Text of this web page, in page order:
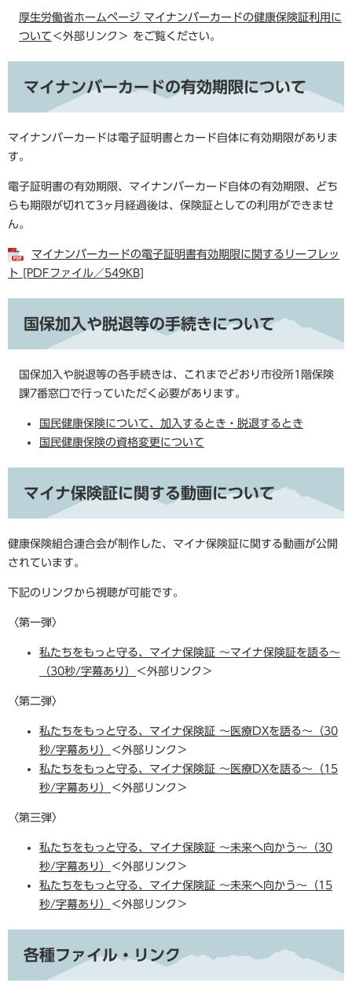
厚生労働省ホームページ マイナンバーカードの健康保険証利用に
ついて ＜外部リンク＞ をご覧ください。
マイナンバーカードの有効期限について
マイナンバーカードは電子証明書とカード自体に有効期限がありま
す。
電子証明書の有効期限、マイナンバーカード自体の有効期限、どち
らも期限が切れて3ヶ月経過後は、保険証としての利用ができませ
ん。
マイナンバーカードの電子証明書有効期限に関するリーフレッ
ト [PDFファイル／549KB]
国保加入や脱退等の手続きについて
国保加入や脱退等の各手続きは、これまでどおり市役所1階保険
課7番窓口で行っていただく必要があります。
国民健康保険について、加入するとき・脱退するとき
国民健康保険の資格変更について
マイナ保険証に関する動画について
健康保険組合連合会が制作した、マイナ保険証に関する動画が公開
されています。
下記のリンクから視聴が可能です。
〈第一弾〉
私たちをもっと守る、マイナ保険証 ～マイナ保険証を語る～
（30秒/字幕あり）
＜外部リンク＞
〈第二弾〉
私たちをもっと守る、マイナ保険証 ～医療DXを語る～（30
秒/字幕あり）
＜外部リンク＞
私たちをもっと守る、マイナ保険証 ～医療DXを語る～（15
秒/字幕あり）
＜外部リンク＞
〈第三弾〉
私たちをもっと守る、マイナ保険証 ～未来へ向かう～（30
秒/字幕あり）
＜外部リンク＞
私たちをもっと守る、マイナ保険証 ～未来へ向かう～（15
秒/字幕あり）
＜外部リンク＞
各種ファイル・リンク